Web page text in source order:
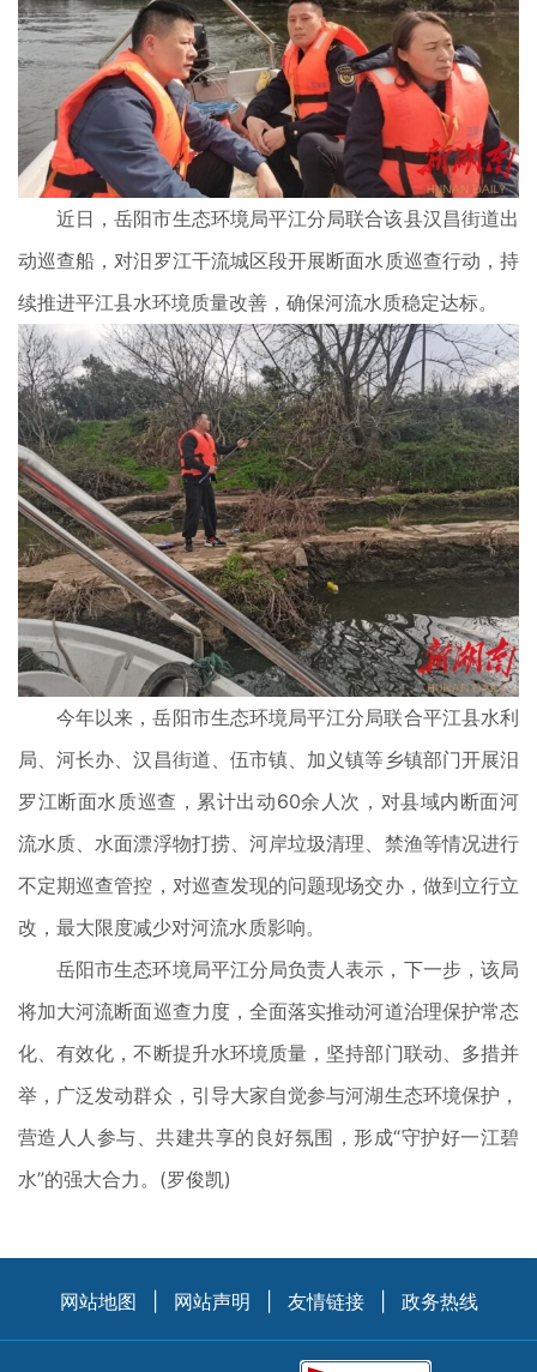
近日，岳阳市生态环境局平江分局联合该县汉昌街道出
动巡查船，对汨罗江干流城区段开展断面水质巡查行动，持
续推进平江县水环境质量改善，确保河流水质稳定达标。
今年以来，岳阳市生态环境局平江分局联合平江县水利
局、河长办、汉昌街道、伍市镇、加义镇等乡镇部门开展汨
罗江断面水质巡查，累计出动60余人次，对县域内断面河
流水质、水面漂浮物打捞、河岸垃圾清理、禁渔等情况进行
不定期巡查管控，对巡查发现的问题现场交办，做到立行立
改，最大限度减少对河流水质影响。
岳阳市生态环境局平江分局负责人表示，下一步，该局
将加大河流断面巡查力度，全面落实推动河道治理保护常态
化、有效化，不断提升水环境质量，坚持部门联动、多措并
举，广泛发动群众，引导大家自觉参与河湖生态环境保护，
营造人人参与、共建共享的良好氛围，形成“守护好一江碧
水”的强大合力。(罗俊凯)
网站地图 网站声明 友情链接 政务热线